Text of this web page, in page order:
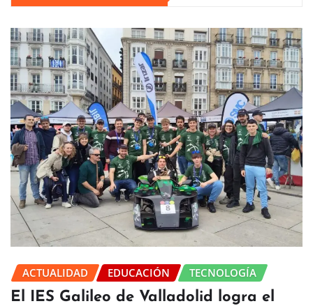
ACTUALIDAD EDUCACIÓN TECNOLOGÍA
El IES Galileo de Valladolid logra el